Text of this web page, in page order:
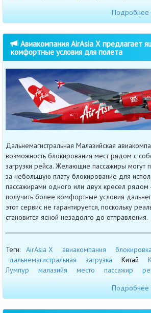
Подробнее
Авиакомпания AirAsia X предлагает
комфортные условия для полета
Дальнемагистральная Малазийская
возможность блокирования мест рядом с
загрузки рейса. Желающие пассажиры могут
за небольшую плату блокирование для
пассажирами одного или двух кресел рядом
получить более комфортные условия
этот сервис не гарантируется, поскольку
становится ясной незадолго до отправления.
Теги: AirAsia X авиакомпания
блокировка
дальнемагистральная
загрузка Китай
Лумпур
малазийя место пассажир
Подробнее